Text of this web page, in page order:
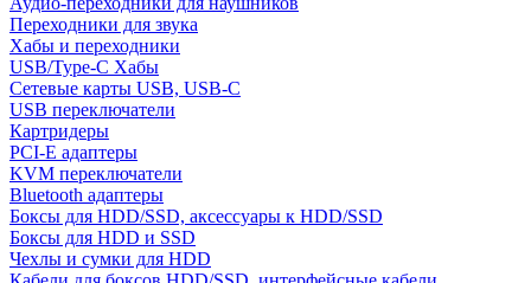
Переходники для звука
Хабы и переходники
USB/Type-C Хабы
Сетевые карты USB, USB-C
USB переключатели
Картридеры
PCI-E адаптеры
KVM переключатели
Bluetooth адаптеры
Боксы для HDD/SSD, аксессуары к HDD/SSD
Боксы для HDD и SSD
Чехлы и сумки для HDD